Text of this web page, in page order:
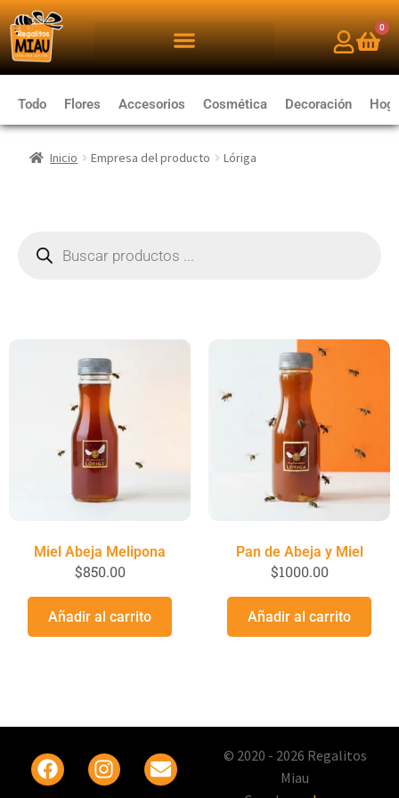
0
Todo Flores Accesorios Cosmética Decoración
Inicio Empresa del producto Lóriga
Miel Abeja Melipona
$850.00
Añadir al carrito
Pan de Abeja y Miel
$1000.00
Añadir al carrito
© 2020 - 2026 Regalitos
Miau